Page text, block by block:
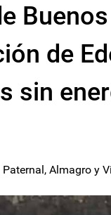
de
sin
Almagro y